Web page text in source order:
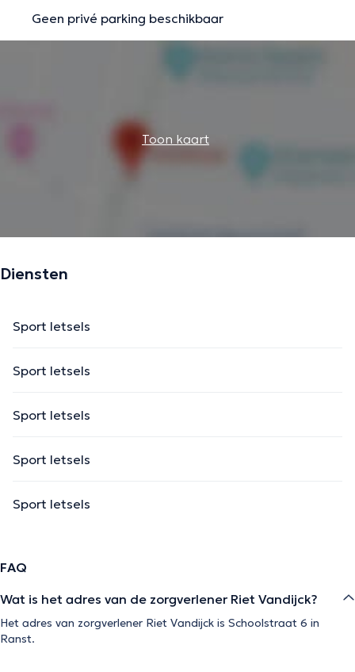
Geen privé parking beschikbaar
Toon kaart
Diensten
Sport letsels
Sport letsels
Sport letsels
Sport letsels
Sport letsels
FAQ
Wat is het adres van de zorgverlener Riet Vandijck?
Het adres van zorgverlener Riet Vandijck is Schoolstraat 6 in
Ranst.